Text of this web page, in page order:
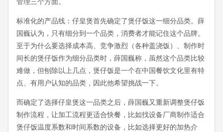
标准化的产品线：仔皇煲首先确定了煲仔饭这一细分品类。薛
国巍认为，只有细分到一个品类，消费者才能记住这个品牌。
至于为什么要选择成本高、竞争激烈（各种盖浇饭）、制作时
间长的煲仔饭作为细分品类时，薛国巍称，虽然这个品类比较
难做，但刨除以上几点，煲仔饭是一个在中国餐饮文化里有特
点、有用户认知的品类，因此他希望挑战一下。
而确定了选择仔皇煲这一品类之后，薛国巍又重新调整煲仔饭
制作流程，让加工流程更适合快餐，比如找设备厂商制作适合
煲仔饭温度系数和时间系数的设备，比如选择更好的加热介